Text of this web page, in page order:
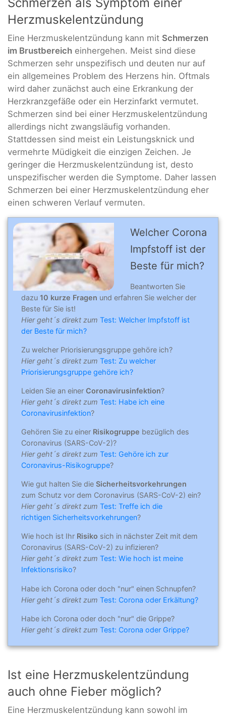
Schmerzen als Symptom einer
Herzmuskelentzündung
Eine Herzmuskelentzündung kann mit Schmerzen
im Brustbereich einhergehen. Meist sind diese
Schmerzen sehr unspezifisch und deuten nur auf
ein allgemeines Problem des Herzens hin. Oftmals
wird daher zunächst auch eine Erkrankung der
Herzkranzgefäße oder ein Herzinfarkt vermutet.
Schmerzen sind bei einer Herzmuskelentzündung
allerdings nicht zwangsläufig vorhanden.
Stattdessen sind meist ein Leistungsknick und
vermehrte Müdigkeit die einzigen Zeichen. Je
geringer die Herzmuskelentzündung ist, desto
unspezifischer werden die Symptome. Daher lassen
Schmerzen bei einer Herzmuskelentzündung eher
einen schweren Verlauf vermuten.
Welcher Corona
Impfstoff ist der
Beste für mich?
Beantworten Sie
dazu 10 kurze Fragen und erfahren Sie welcher der
Beste für Sie ist!
Hier geht´s direkt zum Test: Welcher Impfstoff ist
der Beste für mich?
Zu welcher Priorisierungsgruppe gehöre ich?
Hier geht´s direkt zum Test: Zu welcher
Priorisierungsgruppe gehöre ich?
Leiden Sie an einer Coronavirusinfektion?
Hier geht´s direkt zum Test: Habe ich eine
Coronavirusinfektion?
Gehören Sie zu einer Risikogruppe bezüglich des
Coronavirus (SARS-CoV-2)?
Hier geht´s direkt zum Test: Gehöre ich zur
Coronavirus-Risikogruppe?
Wie gut halten Sie die Sicherheitsvorkehrungen
zum Schutz vor dem Coronavirus (SARS-CoV-2) ein?
Hier geht´s direkt zum Test: Treffe ich die
richtigen Sicherheitsvorkehrungen?
Wie hoch ist Ihr Risiko sich in nächster Zeit mit dem
Coronavirus (SARS-CoV-2) zu infizieren?
Hier geht´s direkt zum Test: Wie hoch ist meine
Infektionsrisiko?
Habe ich Corona oder doch "nur" einen Schnupfen?
Hier geht´s direkt zum Test: Corona oder Erkältung?
Habe ich Corona oder doch "nur" die Grippe?
Hier geht´s direkt zum Test: Corona oder Grippe?
Ist eine Herzmuskelentzündung
auch ohne Fieber möglich?
Eine Herzmuskelentzündung kann sowohl im